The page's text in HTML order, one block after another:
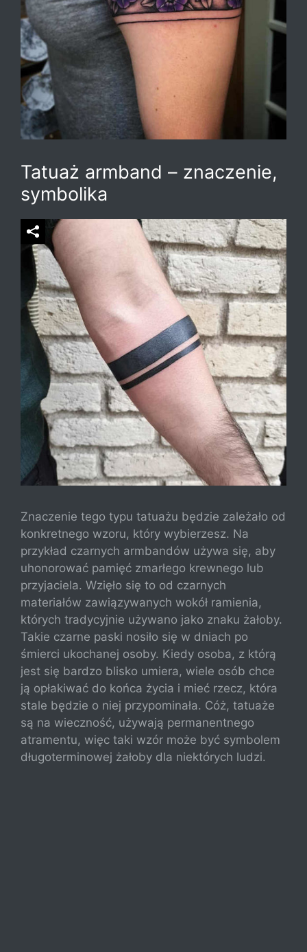
Tatuaż armband – znaczenie,
symbolika
Znaczenie tego typu tatuażu będzie zależało od
konkretnego wzoru, który wybierzesz. Na
przykład czarnych armbandów używa się, aby
uhonorować pamięć zmarłego krewnego lub
przyjaciela. Wzięło się to od czarnych
materiałów zawiązywanych wokół ramienia,
których tradycyjnie używano jako znaku żałoby.
Takie czarne paski nosiło się w dniach po
śmierci ukochanej osoby. Kiedy osoba, z którą
jest się bardzo blisko umiera, wiele osób chce
ją opłakiwać do końca życia i mieć rzecz, która
stale będzie o niej przypominała. Cóż, tatuaże
są na wieczność, używają permanentnego
atramentu, więc taki wzór może być symbolem
długoterminowej żałoby dla niektórych ludzi.